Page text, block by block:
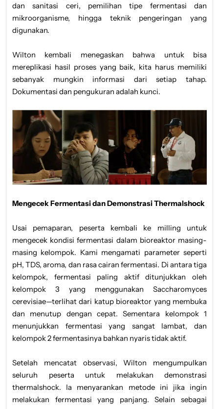
dan sanitasi ceri, pemilihan tipe fermentasi dan
mikroorganisme, hingga teknik pengeringan yang
digunakan.
Wilton kembali menegaskan bahwa untuk bisa
mereplikasi hasil proses yang baik, kita harus memiliki
sebanyak mungkin informasi dari setiap tahap.
Dokumentasi dan pengukuran adalah kunci.
Mengecek Fermentasi dan Demonstrasi Thermalshock
Usai pemaparan, peserta kembali ke milling untuk
mengecek kondisi fermentasi dalam bioreaktor masing-
masing kelompok. Kami mengamati parameter seperti
pH, TDS, aroma, dan rasa cairan fermentasi. Di antara tiga
kelompok, fermentasi paling aktif ditunjukkan oleh
kelompok 3 yang menggunakan Saccharomyces
cerevisiae—terlihat dari katup bioreaktor yang membuka
dan menutup dengan cepat. Sementara kelompok 1
menunjukkan fermentasi yang sangat lambat, dan
kelompok 2 fermentasinya bahkan nyaris tidak aktif.
Setelah mencatat observasi, Wilton mengumpulkan
seluruh peserta untuk melakukan demonstrasi
thermalshock. Ia menyarankan metode ini jika ingin
melakukan fermentasi yang panjang. Selain sebagai